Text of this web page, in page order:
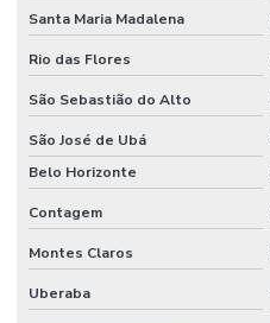
Santa Maria Madalena
Rio das Flores
São Sebastião do Alto
São José de Ubá
Belo Horizonte
Contagem
Montes Claros
Uberaba